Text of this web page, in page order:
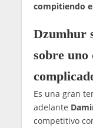
compitiendo
Dzumhur
sobre uno
Es una gran
adelante
competitivo